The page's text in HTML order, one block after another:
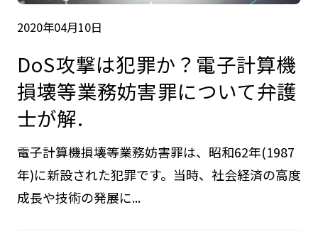
2020年04月10日
DoS攻撃は犯罪か？電子計算機
損壊等業務妨害罪について弁護
士が解.
電子計算機損壊等業務妨害罪は、昭和62年(1987
年)に新設された犯罪です。当時、社会経済の高度
成長や技術の発展に...